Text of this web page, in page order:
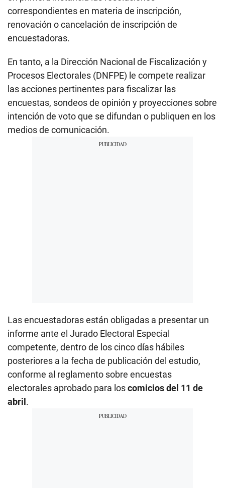
correspondientes en materia de inscripción,
renovación o cancelación de inscripción de
encuestadoras.
En tanto, a la Dirección Nacional de Fiscalización y
Procesos Electorales (DNFPE) le compete realizar
las acciones pertinentes para fiscalizar las
encuestas, sondeos de opinión y proyecciones sobre
intención de voto que se difundan o publiquen en los
medios de comunicación.
Las encuestadoras están obligadas a presentar un
informe ante el Jurado Electoral Especial
competente, dentro de los cinco días hábiles
posteriores a la fecha de publicación del estudio,
conforme al reglamento sobre encuestas
electorales aprobado para loscomicios del 11 de
abril.